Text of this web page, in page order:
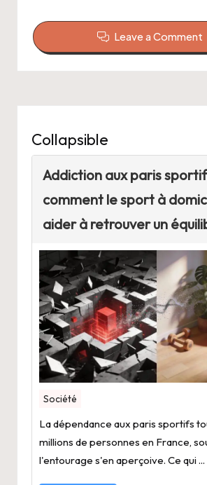
Leave a Comment
Collapsible
Addiction aux paris
comment le sport à
aider à retrouver un
Société
La dépendance aux paris sportifs
millions de personnes en France,
l'entourage s'en aperçoive. Ce qui ...